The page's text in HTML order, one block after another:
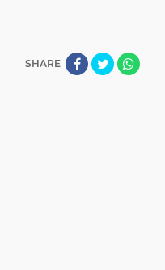
SHARE